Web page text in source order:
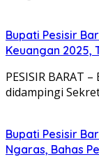
Bupati Pesisir
Keuangan 2025,
PESISIR BARAT
didampingi
Bupati Pesisir
Ngaras, Bahas